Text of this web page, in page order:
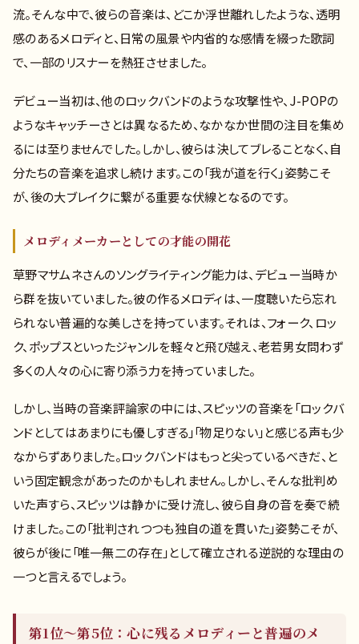
流。そんな中で、彼らの音楽は、どこか浮世離れしたような、透明
感のあるメロディと、日常の風景や内省的な感情を綴った歌詞
で、一部のリスナーを熱狂させました。
デビュー当初は、他のロックバンドのような攻撃性や、J-POPの
ようなキャッチーさとは異なるため、なかなか世間の注目を集め
るには至りませんでした。しかし、彼らは決してブレることなく、自
分たちの音楽を追求し続けます。この「我が道を行く」姿勢こそ
が、後の大ブレイクに繋がる重要な伏線となるのです。
メロディメーカーとしての才能の開花
草野マサムネさんのソングライティング能力は、デビュー当時か
ら群を抜いていました。彼の作るメロディは、一度聴いたら忘れ
られない普遍的な美しさを持っています。それは、フォーク、ロッ
ク、ポップスといったジャンルを軽々と飛び越え、老若男女問わず
多くの人々の心に寄り添う力を持っていました。
しかし、当時の音楽評論家の中には、スピッツの音楽を「ロックバ
ンドとしてはあまりにも優しすぎる」「物足りない」と感じる声も少
なからずありました。ロックバンドはもっと尖っているべきだ、と
いう固定観念があったのかもしれません。しかし、そんな批判め
いた声すら、スピッツは静かに受け流し、彼ら自身の音を奏で続
けました。この「批判されつつも独自の道を貫いた」姿勢こそが、
彼らが後に「唯一無二の存在」として確立される逆説的な理由の
一つと言えるでしょう。
第1位〜第5位：心に残るメロディーと普遍のメ